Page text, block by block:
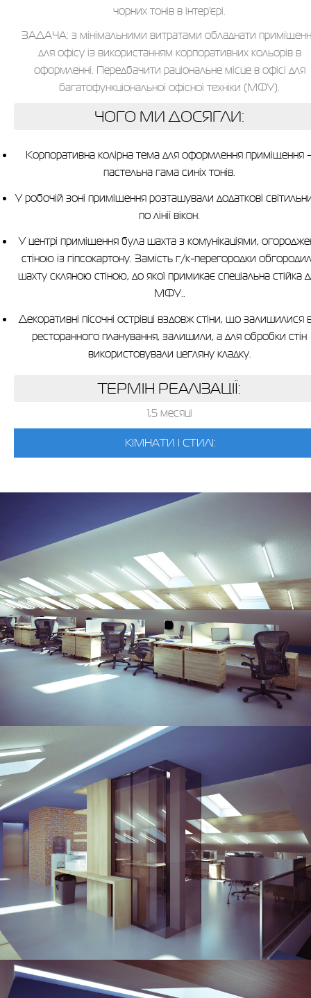
чорних тонів в інтер'єрі.
ЗАДАЧА: з мінімальними витратами обладнати
для офісу із використанням корпоративних кольорів в
оформленні. Передбачити раціональне місце в офісі для
багатофункціональної офісної техніки (МФУ).
ЧОГО МИ ДОСЯГЛИ:
Корпоративна колірна тема для оформлення приміщення
пастельна гама синіх тонів.
У робочій зоні приміщення розташували додаткові
по лінії вікон.
У центрі приміщення була шахта з комунікаціями,
стіною із гіпсокартону. Замість г/к-перегородки
шахту скляною стіною, до якої примикає спеціальна стійка
МФУ..
Декоративні пісочні острівці вздовж стіни, що залишилися
ресторанного планування, залишили, а для обробки стін
використовували цегляну кладку.
ТЕРМІН РЕАЛІЗАЦІЇ:
1,5 месяці
КІМНАТИ І СТИЛІ: